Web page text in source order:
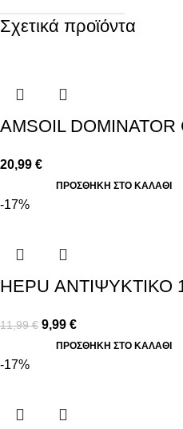
Σχετικά προϊόντα
AMSOIL DOMINATOR
20,99 €
ΠΡΟΣΘΉΚΗ ΣΤΟ ΚΑΛΆΘΙ
-17%
HEPU
11,99€ 9,99 €
ΠΡΟΣΘΉΚΗ ΣΤΟ ΚΑΛΆΘΙ
-17%